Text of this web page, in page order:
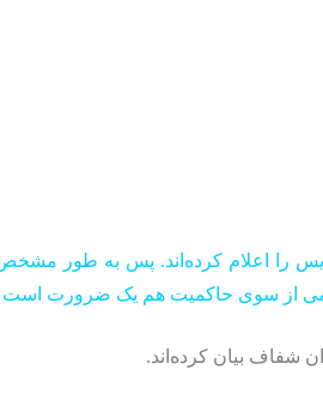
را اعلام کرده‌اند. پس به طور
از سوی حاکمیت هم یک ضرورت است
شفاف بیان کرده‌اند.